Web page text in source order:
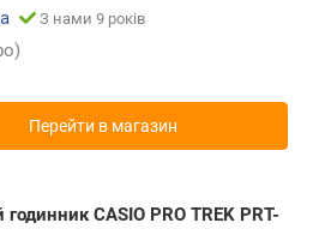
З нами 9 років
Перейти в магазин
годинник CASIO PRO TREK PRT-